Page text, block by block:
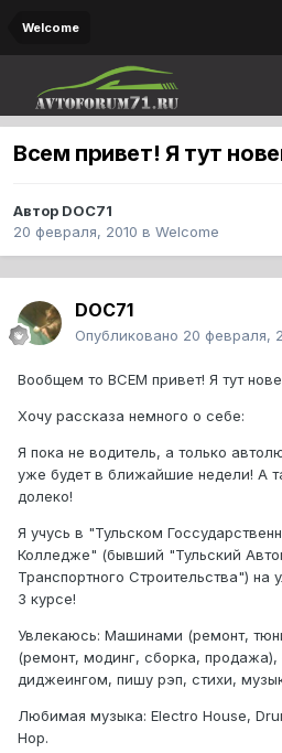
Welcome
Всем привет! Я тут
Автор DOC71
20 февраля, 2010 в Welcome
DOC71
Опубликовано 20 февраля,
Вообщем то ВСЕМ привет! Я тут
Хочу рассказа немного о себе:
Я пока не водитель, а только
уже будет в ближайшие недели! А
долеко!
Я учусь в "Тульском
Колледже" (бывший "Тульский
Транспортного Строительства") на
3 курсе!
Увлекаюсь: Машинами (ремонт,
(ремонт, модинг, сборка,
диджеингом, пишу рэп, стихи,
Любимая музыка: Electro House,
Hop.